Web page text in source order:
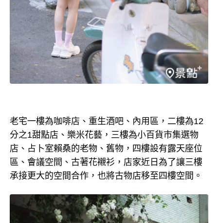
老宅一樓為咖啡店、重生酒吧、內用區，二樓為12
分之1甜點店、樂米花藝，三樓為小百貨市集選物
店、占卜室賴桑的老物、舊物，四樓設有露天座位
區、會議空間、古著花襯衫，店家近日為了讓三樓
承接更大的空間合作，也將古物店移至四樓空間。